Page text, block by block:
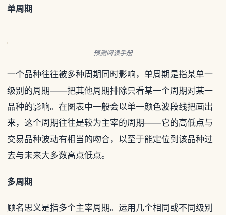
单周期
预测阅读手册
一个品种往往被多种周期同时影响，单周期是指某单一
级别的周期——把其他周期排除只看某一个周期对某一
品种的影响。在图表中一般会以单一颜色波段线把画出
来，这个周期往往是较为主宰的周期——它的高低点与
交易品种波动有相当的吻合，以至于能定位到该品种过
去与未来大多数高点低点。
多周期
顾名思义是指多个主宰周期。运用几个相同或不同级别